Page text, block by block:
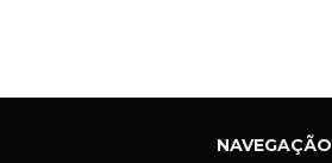
NAVEGAÇÃO